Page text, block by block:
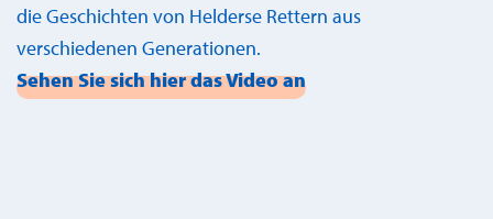
die Geschichten von Helderse Rettern aus
verschiedenen Generationen.
Sehen Sie sich hier das Video an